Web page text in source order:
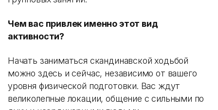
Чем вас привлек именно этот вид
активности?
Начать заниматься скандинавской ходьбой
можно здесь и сейчас, независимо от вашего
уровня физической подготовки. Вас ждут
великолепные локации, общение с сильными по